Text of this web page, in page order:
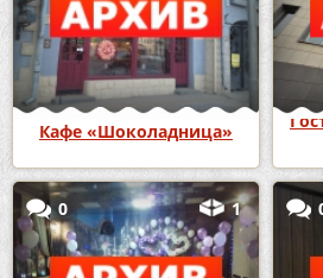
Кафе «Шоколадница»
0 1